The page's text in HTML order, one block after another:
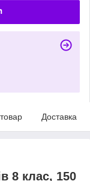
Доставка
8 клас, 150